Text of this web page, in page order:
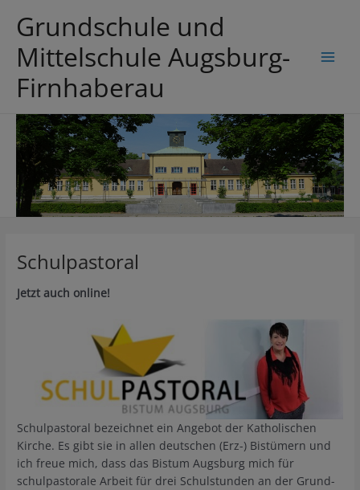
InhaltGrundschule und
Mittelschule Augsburg-
Firnhaberau
Schulpastoral
Jetzt auch online!
Schulpastoral bezeichnet ein Angebot der Katholischen
Kirche. Es gibt sie in allen deutschen (Erz-) Bistümern und
ich freue mich, dass das Bistum Augsburg mich für
schulpastorale Arbeit für drei Schulstunden an der Grund-